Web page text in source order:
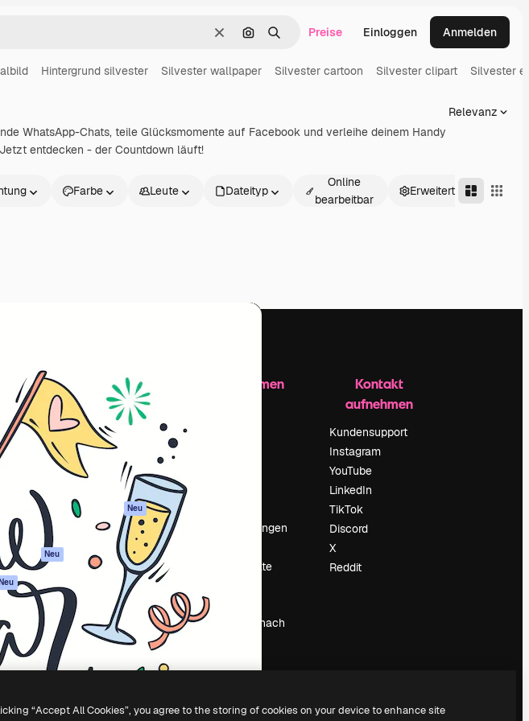
LöschenNach Bild suchen
SuchenPreise Einloggen Anmelden
Hintergrund silvester Silvester wallpaper Silvester cartoon Silvester clipart Silvester
WhatsApp-Chats, teile Glücksmomente auf Facebook und verleihe deinem Handy
entdecken - der Countdown läuft!
Relevanz
Farbe Leute Dateityp
Online
bearbeitbar
Erweitert
Neu
Tools
Loslegen
Academy
Dokumentation
Support
AGB
Datenschutzerklärung
Originale
Neu
Cookie-Richtlinie
Vertrauenszentrum
Partner
Unternehmen
Unternehmen
Veranstaltungen
Deine Inhalte
Pressesaal
Suchst du nach
Kontakt
aufnehmen
Kundensupport
Instagram
YouTube
LinkedIn
TikTok
Discord
X
Reddit
“Accept All Cookies”, you agree to the storing of cookies on your device to enhance site